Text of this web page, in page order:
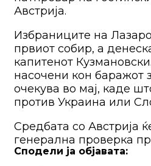
Австрија.
Избраниците на
првиот собир, а
капитенот
насочени кон баражот
очекува во мај, каде
против Украина или
Средбата со Австрија
генерална проверка